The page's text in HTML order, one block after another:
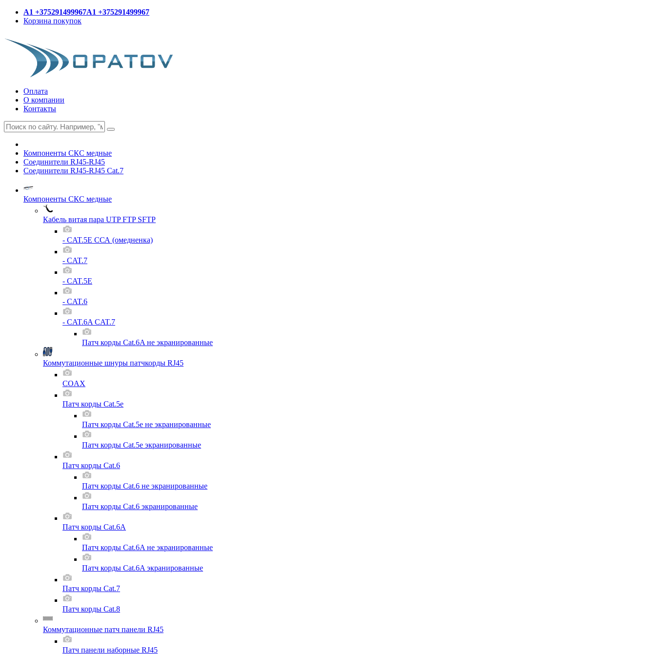
A1 +375291499967A1 +375291499967
Корзина покупок
Оплата
О компании
Контакты
Компоненты СКС медные
Соединители RJ45-RJ45
Соединители RJ45-RJ45 Cat.7
Компоненты СКС медные
Кабель витая пара UTP FTP SFTP
- CAT.5E ССА (омедненка)
- CAT.7
- CAT.5E
- CAT.6
- CAT.6A CAT.7
Патч корды Cat.6A не экранированные
Коммутационные шнуры патчкорды RJ45
COAX
Патч корды Cat.5e
Патч корды Cat.5e не экранированные
Патч корды Cat.5e экранированные
Патч корды Cat.6
Патч корды Cat.6 не экранированные
Патч корды Cat.6 экранированные
Патч корды Cat.6A
Патч корды Cat.6A не экранированные
Патч корды Cat.6A экранированные
Патч корды Cat.7
Патч корды Cat.8
Коммутационные патч панели RJ45
Патч панели наборные RJ45